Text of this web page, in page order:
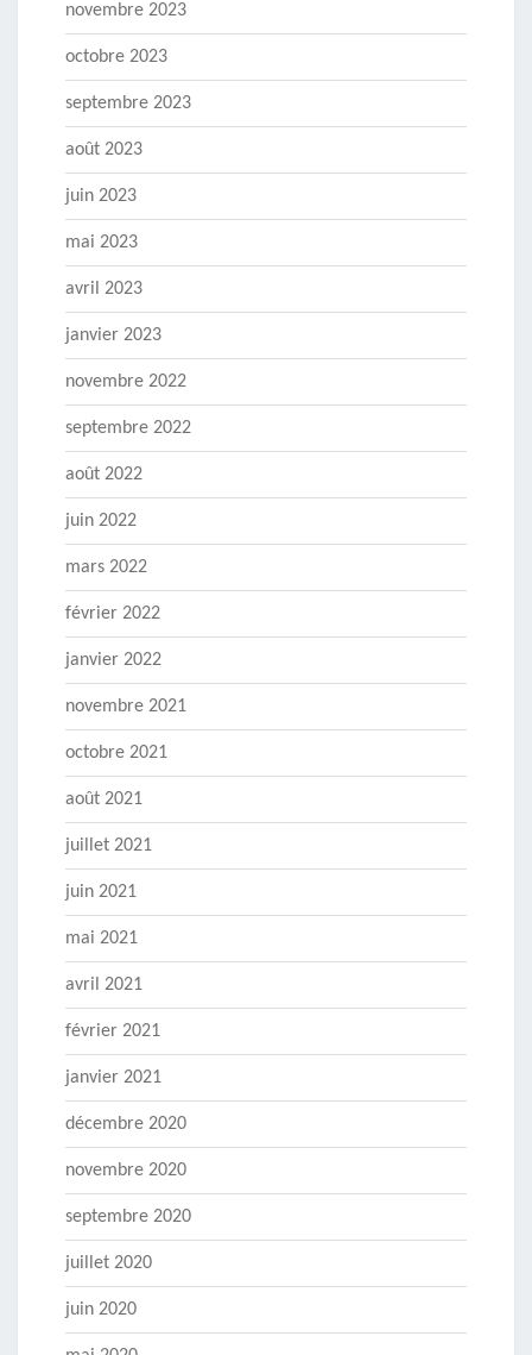
novembre 2023
octobre 2023
septembre 2023
août 2023
juin 2023
mai 2023
avril 2023
janvier 2023
novembre 2022
septembre 2022
août 2022
juin 2022
mars 2022
février 2022
janvier 2022
novembre 2021
octobre 2021
août 2021
juillet 2021
juin 2021
mai 2021
avril 2021
février 2021
janvier 2021
décembre 2020
novembre 2020
septembre 2020
juillet 2020
juin 2020